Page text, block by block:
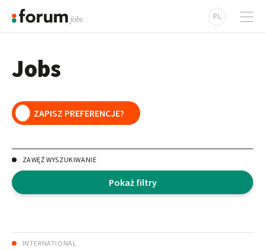
PL
Jobs
ZAWĘŹ WYSZUKIWANIE
Pokaż filtry
INTERNATIONAL